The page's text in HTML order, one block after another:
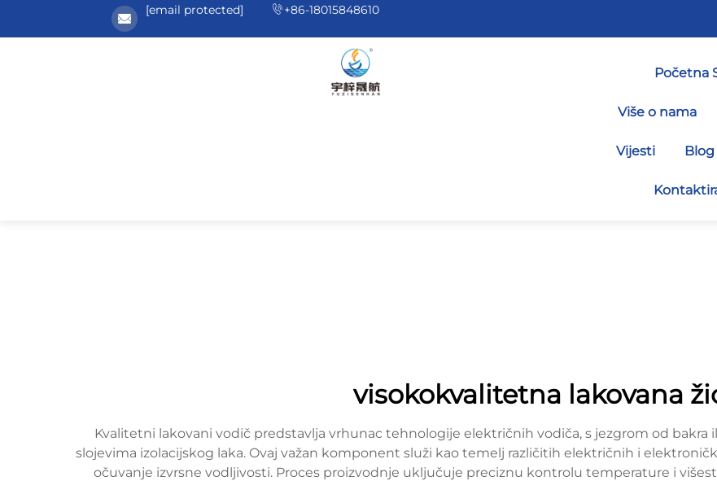
[email protected] +86-18015848610
Početna
Više o nama
Vijesti Blog
visokokvalitetna lakovana
Kvalitetni lakovani vodič predstavlja vrhunac tehnologije električnih vodiča, s jezgrom od
slojevima izolacijskog laka. Ovaj važan komponent služi kao temelj različitih električnih i
očuvanje izvrsne vodljivosti. Proces proizvodnje uključuje preciznu kontrolu temperature i